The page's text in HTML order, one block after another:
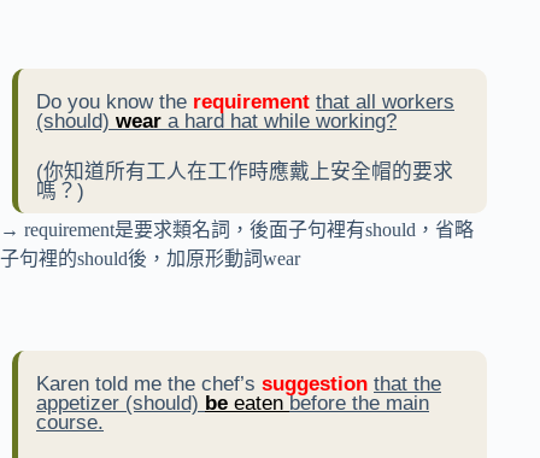
Do you know the requirement that all workers
(should) wear a hard hat while working?
(你知道所有工人在工作時應戴上安全帽的要求
嗎？)
→ requirement是要求類名詞，後面子句裡有should，省略
子句裡的should後，加原形動詞wear
Karen told me the chef’s suggestion that the
appetizer (should) be eatenbefore the main
course.